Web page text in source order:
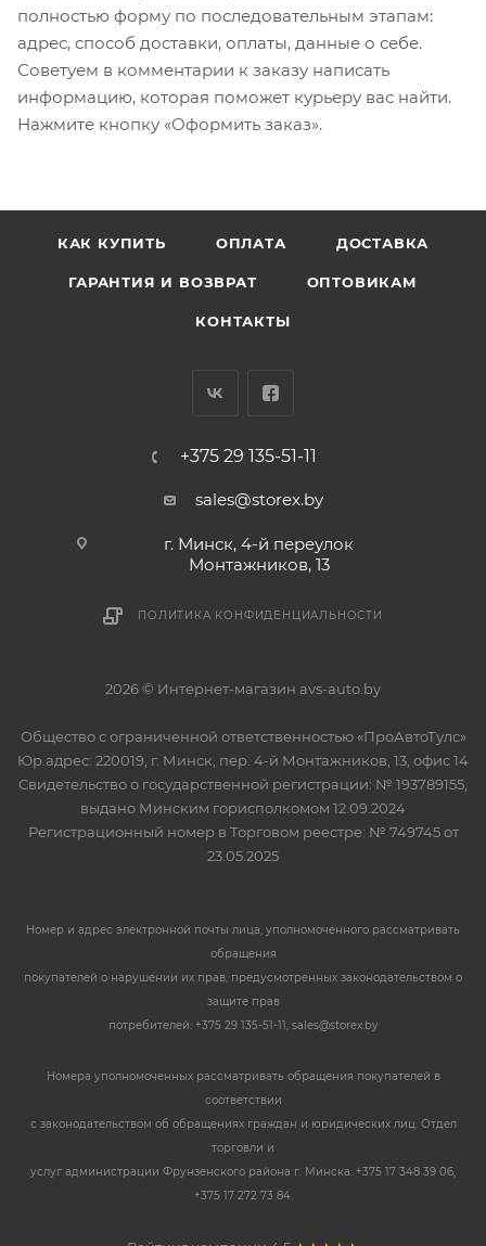
полностью форму по последовательным этапам:
адрес, способ доставки, оплаты, данные о себе.
Советуем в комментарии к заказу написать
информацию, которая поможет курьеру вас найти.
Нажмите кнопку «Оформить заказ».
КАК КУПИТЬ ОПЛАТА ДОСТАВКА
ГАРАНТИЯ И ВОЗВРАТ ОПТОВИКАМ
КОНТАКТЫ
+375 29 135-51-11
sales@storex.by
г. Минск, 4-й переулок
Монтажников, 13
ПОЛИТИКА КОНФИДЕНЦИАЛЬНОСТИ
2026 © Интернет-магазин avs-auto.by
Общество с ограниченной ответственностью «ПроАвтоТулс»
Юр.адрес: 220019, г. Минск, пер. 4-й Монтажников, 13, офис 14
Свидетельство о государственной регистрации: № 193789155,
выдано Минским горисполкомом 12.09.2024
Регистрационный номер в Торговом реестре: № 749745 от
23.05.2025
Номер и адрес электронной почты лица, уполномоченного рассматривать
обращения
покупателей о нарушении их прав, предусмотренных законодательством о
защите прав
потребителей: +375 29 135-51-11, sales@storex.by
Номера уполномоченных рассматривать обращения покупателей в
соответствии
с законодательством об обращениях граждан и юридических лиц: Отдел
торговли и
услуг администрации Фрунзенского района г. Минска: +375 17 348 39 06,
+375 17 272 73 84.